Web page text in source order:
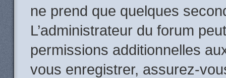
ne prend que quelques
L’administrateur du forum
permissions additionnelles
vous enregistrer, assurez-